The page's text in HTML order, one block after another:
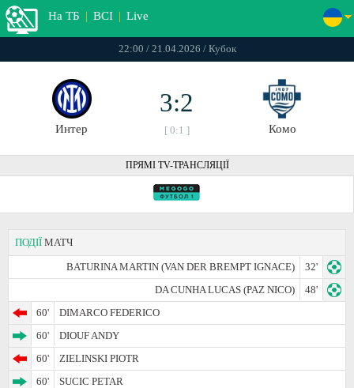
На ТБ | ВСІ | Live
22:00 / 21.04.2026 / Кубок
Интер
3:2
[ 0:1 ] Комо
ПРЯМІ TV-ТРАНСЛЯЦІЇ
ПОДІЇ МАТЧ
BATURINA MARTIN (VAN DER BREMPT IGNACE)
32'
DA CUNHA LUCAS (PAZ NICO)
48'
60'
DIMARCO FEDERICO
60'
DIOUF ANDY
60'
ZIELINSKI PIOTR
60'
SUCIC PETAR